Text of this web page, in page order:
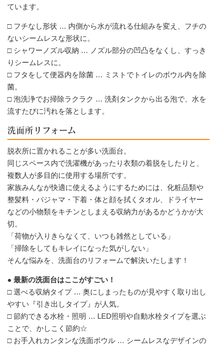
ています。
□ フチなし形状 … 内側から水が流れる仕組みを変え、フチの
ないシームレスな形状に。
□ シャワーノズル収納 … ノズル部分の凹凸をなくし、すっき
りシームレスに。
□ フタをして便器内を除菌 … ミストでトイレのボウル内を除
菌。
□ 泡洗浄でお掃除ラクラク … 洗剤タンクから出る泡で、水を
流すたびに汚れを落とします。
洗面所リフォーム
脱衣所に置かれることが多い洗面台。
同じスペース内で洗濯機があったり衣類の着脱をしたりと、
複数人が多目的に使用する場所です。
家族みんなが快適に使えるようにするためには、化粧品類や
整髪料・パジャマ・下着・体と顔を拭くタオル、ドライヤー
などの小物類をキチンとしまえる収納力があるかどうかが大
切。
「荷物が入りきらなくて、いつも雑然としている」
「掃除をしてもキレイになった気がしない」
そんな悩みを、洗面台のリフォームで解決いたします！
● 最新の洗面台はここがすごい！
□ 選べる収納タイプ … 奥にしまったものが見やすく取り出し
やすい『引き出しタイプ』が人気。
□ 節約できる水栓・照明 … LED照明や自動水栓タイプを選ぶ
ことで、かしこく節約☆
□ お手入れカンタンな洗面ボウル … シームレスなデザインの